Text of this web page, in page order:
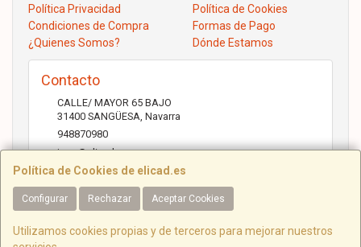
Política de Cookies de elicad.es
Configurar Rechazar Aceptar Cookies
Utilizamos cookies propias y de terceros para mejorar nuestros
Política Privacidad
Política de Cookies
Condiciones de Compra
Formas de Pago
¿Quienes Somos?
Dónde Estamos
Contacto
CALLE/ MAYOR 65 BAJO
31400 SANGÜESA Navarra
948870980
jose@elicad.com
Horario
Lunes a Viernes 9:30 a 20:00 Sábados 10.00 a 14.00